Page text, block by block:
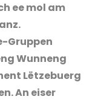
ee mol am
Gruppen
Wunneng
Lëtzebuerg
An eiser